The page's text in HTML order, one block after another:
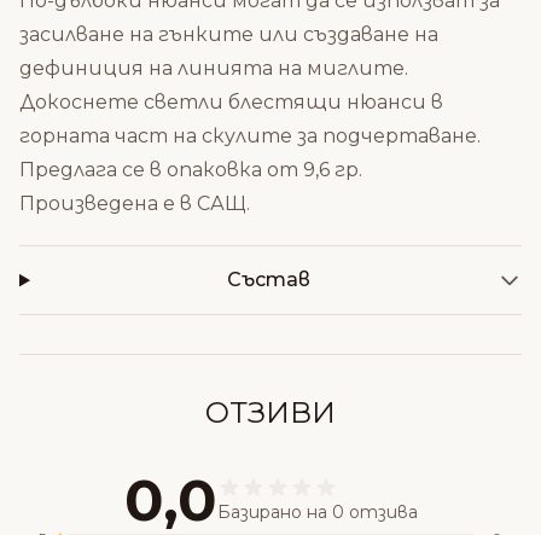
засилване на гънките или създаване на
дефиниция на линията на миглите.
Докоснете светли блестящи нюанси в
горната част на скулите за подчертаване.
Предлага се в опаковка от 9,6 гр.
Произведена е в САЩ.
Състав
ОТЗИВИ
0,0 Базирано на 0 отзива